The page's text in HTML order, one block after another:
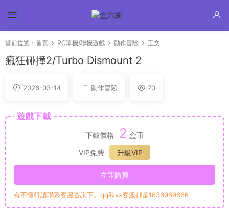
當前位置： 首頁 PC單機/聯機遊戲 動作冒險 正文
瘋狂碰撞2/Turbo Dismount 2
2026-03-14 動作冒險 70
遊戲下載
下載價格 2 盒币
VIP免費
升級VIP
立即購買
有不懂得請聯系客服咨詢下。qq和vx客服都是1836989666